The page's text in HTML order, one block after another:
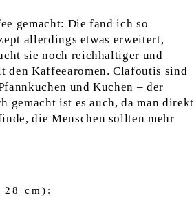
gemacht: Die fand ich so
allerdings etwas erweitert,
sie noch reichhaltiger und
den Kaffeearomen. Clafoutis sind
und Kuchen – der
ist es auch, da man direkt
die Menschen sollten mehr
cm):